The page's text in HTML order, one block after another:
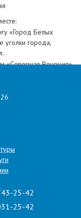
«Город Белых
уголки города,
«Северная Венеция»
в программу с
за собой
на равноценные.
быть изменены в
на дороге.
туристов в
из Тулы,
возможно
25-42
25-42